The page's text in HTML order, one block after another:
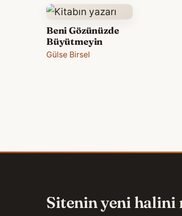
Beni Gözünüzde
Büyütmeyin
Gülse Birsel
Sitenin yeni halini